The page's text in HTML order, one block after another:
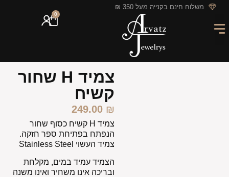
לתוכן משלוח חינם בקנייה מעל 350 ₪
0
צמיד H שחור
קשיח
249.00 ₪
צמיד H קשיח כסוף שחור
הנפתח בפתיחת ספר חזקה.
צמיד העשוי Stainless Steel
הצמיד עמיד במים, מקלחת
ובריכה אינו משחיר ואינו משנה